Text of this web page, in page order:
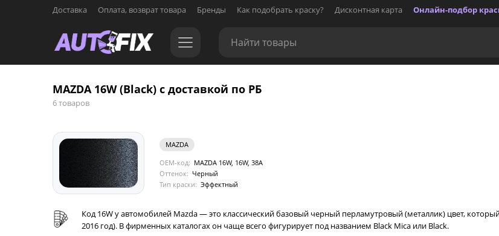
Доставка Оплата, возврат товара Бренды Как подобрать краску? Дисконтная карта Онлайн-подбор
MAZDA 16W (Black) с доставкой по РБ
6 товаров
MAZDA
OEM-код: MAZDA 16W, 16W, 38A
Оттенок: Черный
Тип краски: Эффектный
Код 16W у автомобилей Mazda — это классический базовый черный перламутровый (металлик) цвет,
2016 год). В фирменных каталогах он чаще всего фигурирует под названием Black Mica или Black.